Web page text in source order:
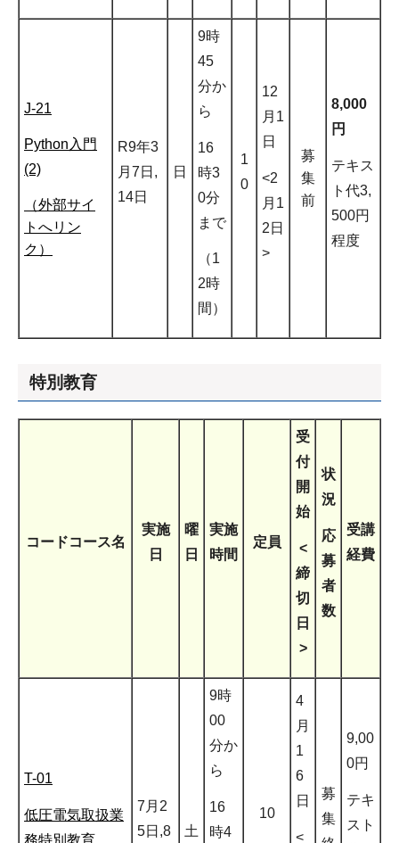
J-21
Python入門
(2)
（外部サイ
トへリン
ク）
R9年3
月7日,
14日
日
9時
45
分か
ら
16
時3
0分
まで
（1
2時
間）
1
0
12
月1
日
<2
月1
2日
>
募
集
前
8,000
円
テキス
ト代3,
500円
程度
特別教育
コードコース名
実施
日
曜
日
実施
時間
定員
受
付
開
始
<
締
切
日
>
状
況
応
募
者
数
受講
経費
T-01
低圧電気取扱業
務特別教育
7月2
5日,8
土
9時
00
分か
ら
16
時4
10
4
月
1
6
日
<
募
集
9,00
0円
テキ
スト